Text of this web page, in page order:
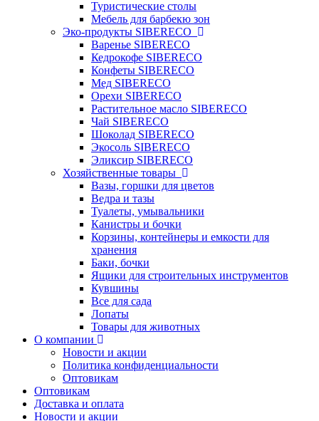
Туристические столы
Мебель для барбекю зон
Эко-продукты SIBERECO
Варенье SIBERECO
Кедрокофе SIBERECO
Конфеты SIBERECO
Мед SIBERECO
Орехи SIBERECO
Растительное масло SIBERECO
Чай SIBERECO
Шоколад SIBERECO
Экосоль SIBERECO
Эликсир SIBERECO
Хозяйственные товары
Вазы, горшки для цветов
Ведра и тазы
Туалеты, умывальники
Канистры и бочки
Корзины, контейнеры и емкости для
хранения
Баки, бочки
Ящики для строительных инструментов
Кувшины
Все для сада
Лопаты
Товары для животных
О компании
Новости и акции
Политика конфиденциальности
Оптовикам
Оптовикам
Доставка и оплата
Новости и акции